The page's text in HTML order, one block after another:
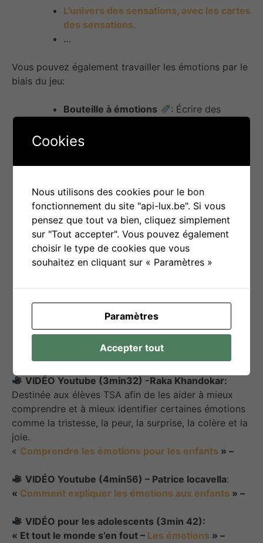
L’univers des sensations, avec les cartes
des sensations.
…
Vous pouvez également travailler les émotions par le
biais du jeu:
Bouteille à émotions
: Écrire des
dans une bouteille pour en parler
et faire deviner aux autres de quoi il s’agit
Collage d’émotions
: Découper des
images
qui représentent des émotions
dans des magazines
et les coller sur
un papier
Histoires d’émotions
: Lire des
histoires
et discuter des émotions des
Liens utiles
VIDÉO Youtube (3min32) -Raka Khandokar:
Destinée aux élèves TSA afin de les aider à mieux
comprendre et à mieux identifier certaines émotions
comme la tristesse, la peur, la surprise, la colère et la
joie.
« Comprendre les émotions pour les enfants » –
VIDÉO Youtube (4min56) – Patrice Iocavella:
« Comment expliquer les émotions aux enfants » –
VIDÉO pour les adolescents (3min 42):
« Et tout le monde s’en fout – Les émotions » –
Cookies
Nous utilisons des cookies pour le bon
fonctionnement du site "api-lux.be". Si vous
pensez que tout va bien, cliquez simplement
sur "Tout accepter". Vous pouvez également
choisir le type de cookies que vous
souhaitez en cliquant sur « Paramètres »
Paramètres
Accepter tout